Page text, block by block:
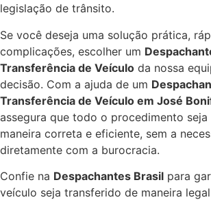
legislação de trânsito.
Se você deseja uma solução prática,
complicações, escolher um
Transferência de Veículo da nossa
decisão. Com a ajuda de um
Transferência de Veículo em José
assegura que todo o procedimento
maneira correta e eficiente, sem a
diretamente com a burocracia.
Confie na Despachantes Brasil para
veículo seja transferido de maneira